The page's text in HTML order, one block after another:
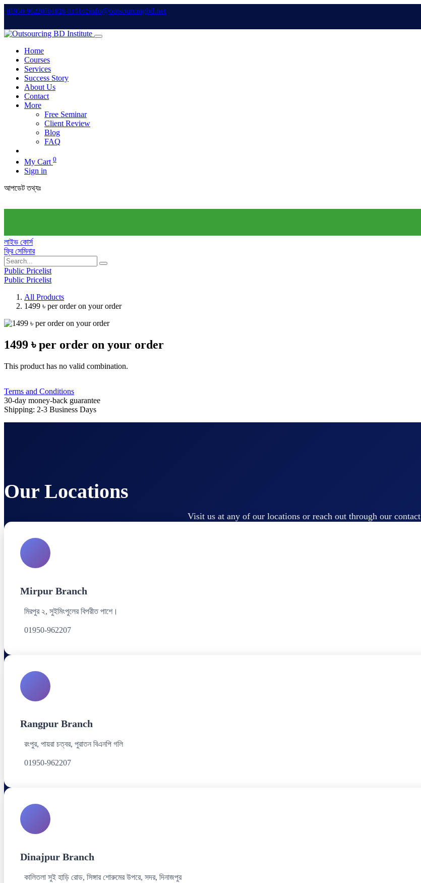
01950-96220701828-015102info@outsourcingbd.net
Home
Courses
Services
Success Story
About Us
Contact
More
Free Seminar
Client Review
Blog
FAQ
My Cart 0
Sign in
আপডেট তথ্যঃ
লাইভ কোর্স
ফ্রি সেমিনার
Public Pricelist
Public Pricelist
All Products
1499 ৳ per order on your order
1499 ৳ per order on your order
This product has no valid combination.
Terms and Conditions
30-day money-back guarantee
Shipping: 2-3 Business Days
Our Locations
Visit us at any of our locations or reach out through our contact
Mirpur Branch
মিরপুর ২, সুইমিংপুলের বিপরীত পাশে।
01950-962207
Rangpur Branch
রংপুর, পায়রা চত্বর, পুরাতন বিএনপি গলি
01950-962207
Dinajpur Branch
কালিতলা সুই হাড়ি রোড, সিঙ্গার শোরুমের উপরে, সদর, দিনাজপুর